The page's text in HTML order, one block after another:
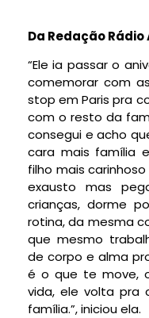
Da Redação Rádio
“Ele ia passar o
comemorar com
stop em Paris pra
com o resto da
consegui e acho
cara mais família
filho mais
exausto mas
crianças, dorme
rotina, da mesma
que mesmo
de corpo e alma
é o que te move,
vida, ele volta pra
família.”, iniciou ela.